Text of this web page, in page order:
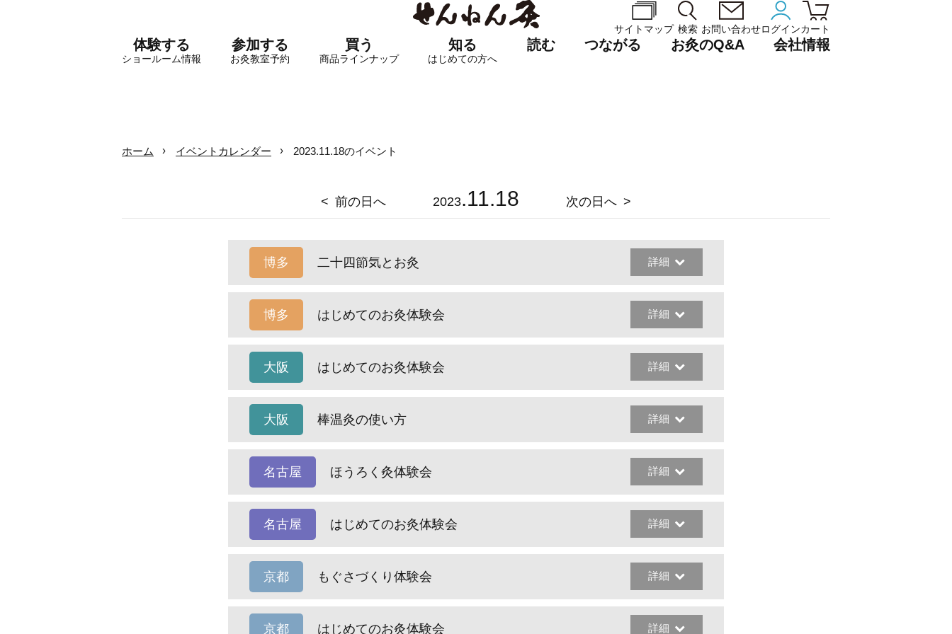
サイトマップ 検索 お問い合わせログインカート
体験する
ショールーム情報
参加する
お灸教室予約
買う
商品ラインナップ
知る
はじめての方へ
読む つながる お灸のQ&A 会社情報
ホーム イベントカレンダー 2023.11.18のイベント
前の日へ 2023.11.18 次の日へ
博多 二十四節気とお灸 詳細
博多 はじめてのお灸体験会 詳細
大阪 はじめてのお灸体験会 詳細
大阪 棒温灸の使い方 詳細
名古屋 ほうろく灸体験会 詳細
名古屋 はじめてのお灸体験会 詳細
京都 もぐさづくり体験会 詳細
京都 はじめてのお灸体験会 詳細